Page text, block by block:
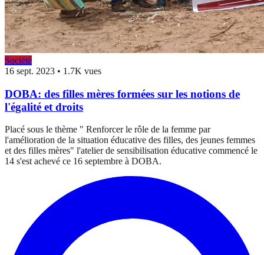
Société
16 sept. 2023 • 1.7K vues
DOBA: des filles mères formées sur les notions de
l'égalité et droits
Placé sous le thème " Renforcer le rôle de la femme par
l'amélioration de la situation éducative des filles, des jeunes femmes
et des filles mères" l'atelier de sensibilisation éducative commencé le
14 s'est achevé ce 16 septembre à DOBA.